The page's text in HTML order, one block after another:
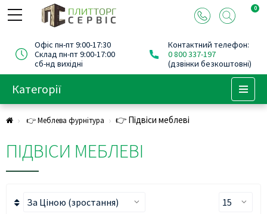
0
Офіс пн-пт 9:00-17:30
Склад пн-пт 9:00-17:00
сб-нд вихідні
Контактний телефон:
0 800 337-197
(дзвінки безкоштовні)
Категорії
👉 Меблева фурнітура 👉 Підвіси меблеві
ПІДВІСИ МЕБЛЕВІ